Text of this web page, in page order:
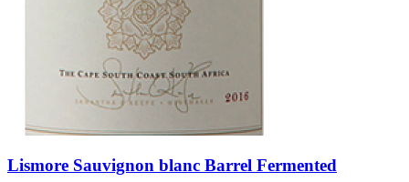
Lismore Sauvignon blanc Barrel Fermented